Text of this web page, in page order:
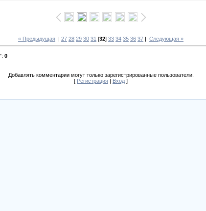
« Предыдущая | 27 28 29 30 31 [32] 33 34 35 36 37 | Следующая »
: 0
Добавлять комментарии могут только зарегистрированные пользователи.
[ Регистрация | Вход ]